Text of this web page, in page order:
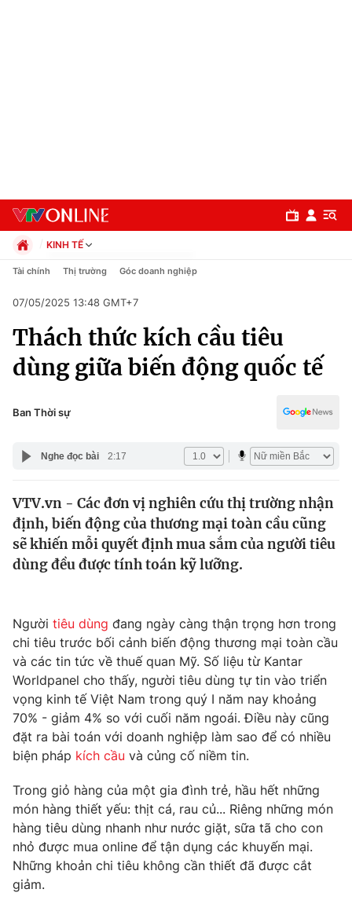
Chuyên mục
Chính trị
Pháp luật
Thế giới
Tin tức
Câu chuyện quốc tế
Tài chính
Thị trường
Góc doanh nghiệp
Dữ liệu và đời sống
Truyền hình
Phim VTV
Hậu trường
Khán giả
Giải sao mai
Giải trí
Điện ảnh
Âm nhạc
Sao
Đời sống
Du lịch
Làm đẹp
Chất lượng cuộc sống
Giáo dục
Tuyển sinh
Học trực tuyến
Công nghệ
Hitech Công nghệ tương lai
KINH TẾ
Chính trị
Pháp luật
Kinh tế
Thể thao
Truyền hình
Y tế
Công nghệ
Tài chính Thị trường Góc doanh nghiệp
07/05/2025 13:48 GMT+7
Thách thức kích cầu tiêu
dùng giữa biến động quốc tế
Ban Thời sự
Nghe đọc bài 2:17
VTV.vn - Các đơn vị nghiên cứu thị trường nhận
định, biến động của thương mại toàn cầu cũng
sẽ khiến mỗi quyết định mua sắm của người tiêu
dùng đều được tính toán kỹ lưỡng.
Người tiêu dùng đang ngày càng thận trọng hơn trong
chi tiêu trước bối cảnh biến động thương mại toàn cầu
và các tin tức về thuế quan Mỹ. Số liệu từ Kantar
Worldpanel cho thấy, người tiêu dùng tự tin vào triển
vọng kinh tế Việt Nam trong quý I năm nay khoảng
70% - giảm 4% so với cuối năm ngoái. Điều này cũng
đặt ra bài toán với doanh nghiệp làm sao để có nhiều
biện pháp kích cầu và củng cố niềm tin.
Trong giỏ hàng của một gia đình trẻ, hầu hết những
món hàng thiết yếu: thịt cá, rau củ... Riêng những món
hàng tiêu dùng nhanh như nước giặt, sữa tã cho con
nhỏ được mua online để tận dụng các khuyến mại.
Những khoản chi tiêu không cần thiết đã được cắt
giảm.